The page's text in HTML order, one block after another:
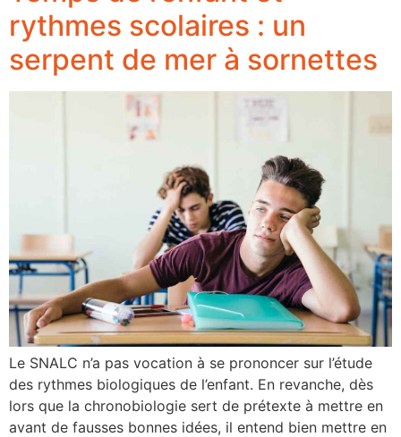
rythmes scolaires : un
serpent de mer à sornettes
Le SNALC n’a pas vocation à se prononcer sur l’étude
des rythmes biologiques de l’enfant. En revanche, dès
lors que la chronobiologie sert de prétexte à mettre en
avant de fausses bonnes idées, il entend bien mettre en